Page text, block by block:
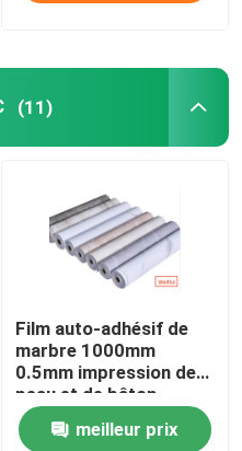
(11)
Film auto-adhésif de
marbre 1000mm
0.5mm impression de
peau et de bâton
meilleur prix